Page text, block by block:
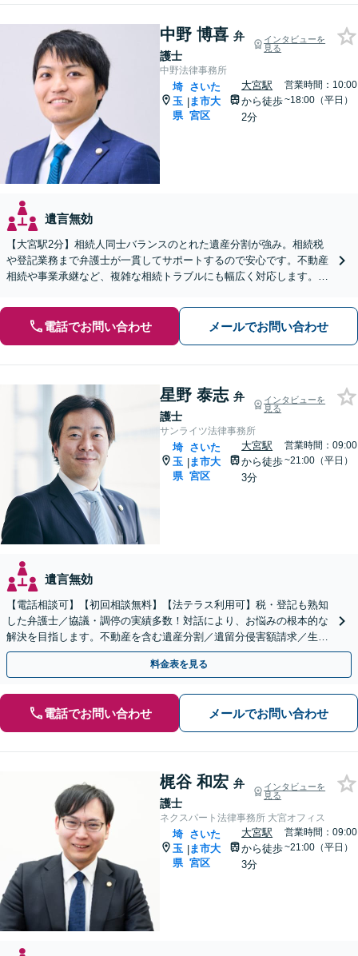
中野 博喜 弁
護士
インタビューを
見る
中野法律事務所
埼
玉
県
|
さいた
ま市大
宮区
大宮駅
から徒歩
2分
営業時間：10:00
~18:00（平日）
遺言無効
【大宮駅2分】相続人同士バランスのとれた遺産分割が強み。相続税
や登記業務まで弁護士が一貫してサポートするので安心です。不動産
相続や事業承継など、複雑な相続トラブルにも幅広く対応します。
電話でお問い合わせ メールでお問い合わせ
星野 泰志 弁
護士
インタビューを
見る
サンライツ法律事務所
埼
玉
県
|
さいた
ま市大
宮区
大宮駅
から徒歩
3分
営業時間：09:00
~21:00（平日）
遺言無効
【電話相談可】【初回相談無料】【法テラス利用可】税・登記も熟知
した弁護士／協議・調停の実績多数！対話により、お悩みの根本的な
解決を目指します。不動産を含む遺産分割／遺留分侵害額請求／生前
対策を全面的にサポート【完全個室】【大宮駅3分】
料金表を見る
電話でお問い合わせ メールでお問い合わせ
梶谷 和宏 弁
護士
インタビューを
見る
ネクスパート法律事務所 大宮オフィス
埼
玉
県
|
さいた
ま市大
宮区
大宮駅
から徒歩
3分
営業時間：09:00
~21:00（平日）